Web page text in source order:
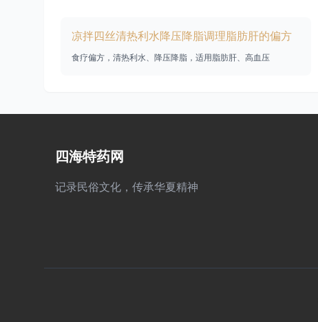
凉拌四丝清热利水降压降脂调理脂肪肝的偏方
食疗偏方，清热利水、降压降脂，适用脂肪肝、高血压
四海特药网
记录民俗文化，传承华夏精神